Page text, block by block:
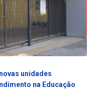
unidades
na Educação